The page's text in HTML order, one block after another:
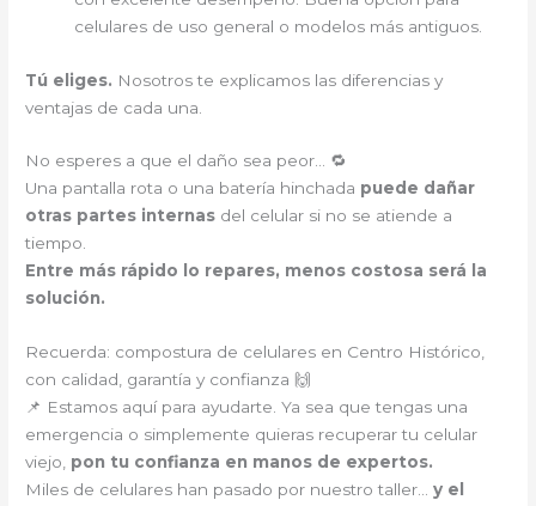
celulares de uso general o modelos más antiguos.
Tú eliges. Nosotros te explicamos las diferencias y
ventajas de cada una.
No esperes a que el daño sea peor… 🔁
Una pantalla rota o una batería hinchada puede dañar
otras partes internas del celular si no se atiende a
tiempo.
Entre más rápido lo repares, menos costosa será la
solución.
Recuerda: compostura de celulares en Centro Histórico,
con calidad, garantía y confianza 🙌
📌 Estamos aquí para ayudarte. Ya sea que tengas una
emergencia o simplemente quieras recuperar tu celular
viejo, pon tu confianza en manos de expertos.
Miles de celulares han pasado por nuestro taller…y el